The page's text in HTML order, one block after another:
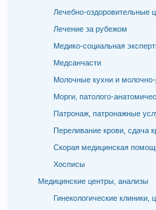
Лечебно-оздоровительные
Лечение за рубежом
Медико-социальная
Медсанчасти
Молочные кухни и
Морги, патолого-
Патронаж, патронажные
Переливание крови, сдача
Скорая медицинская
Хосписы
Медицинские центры, анализы
Гинекологические клиники,